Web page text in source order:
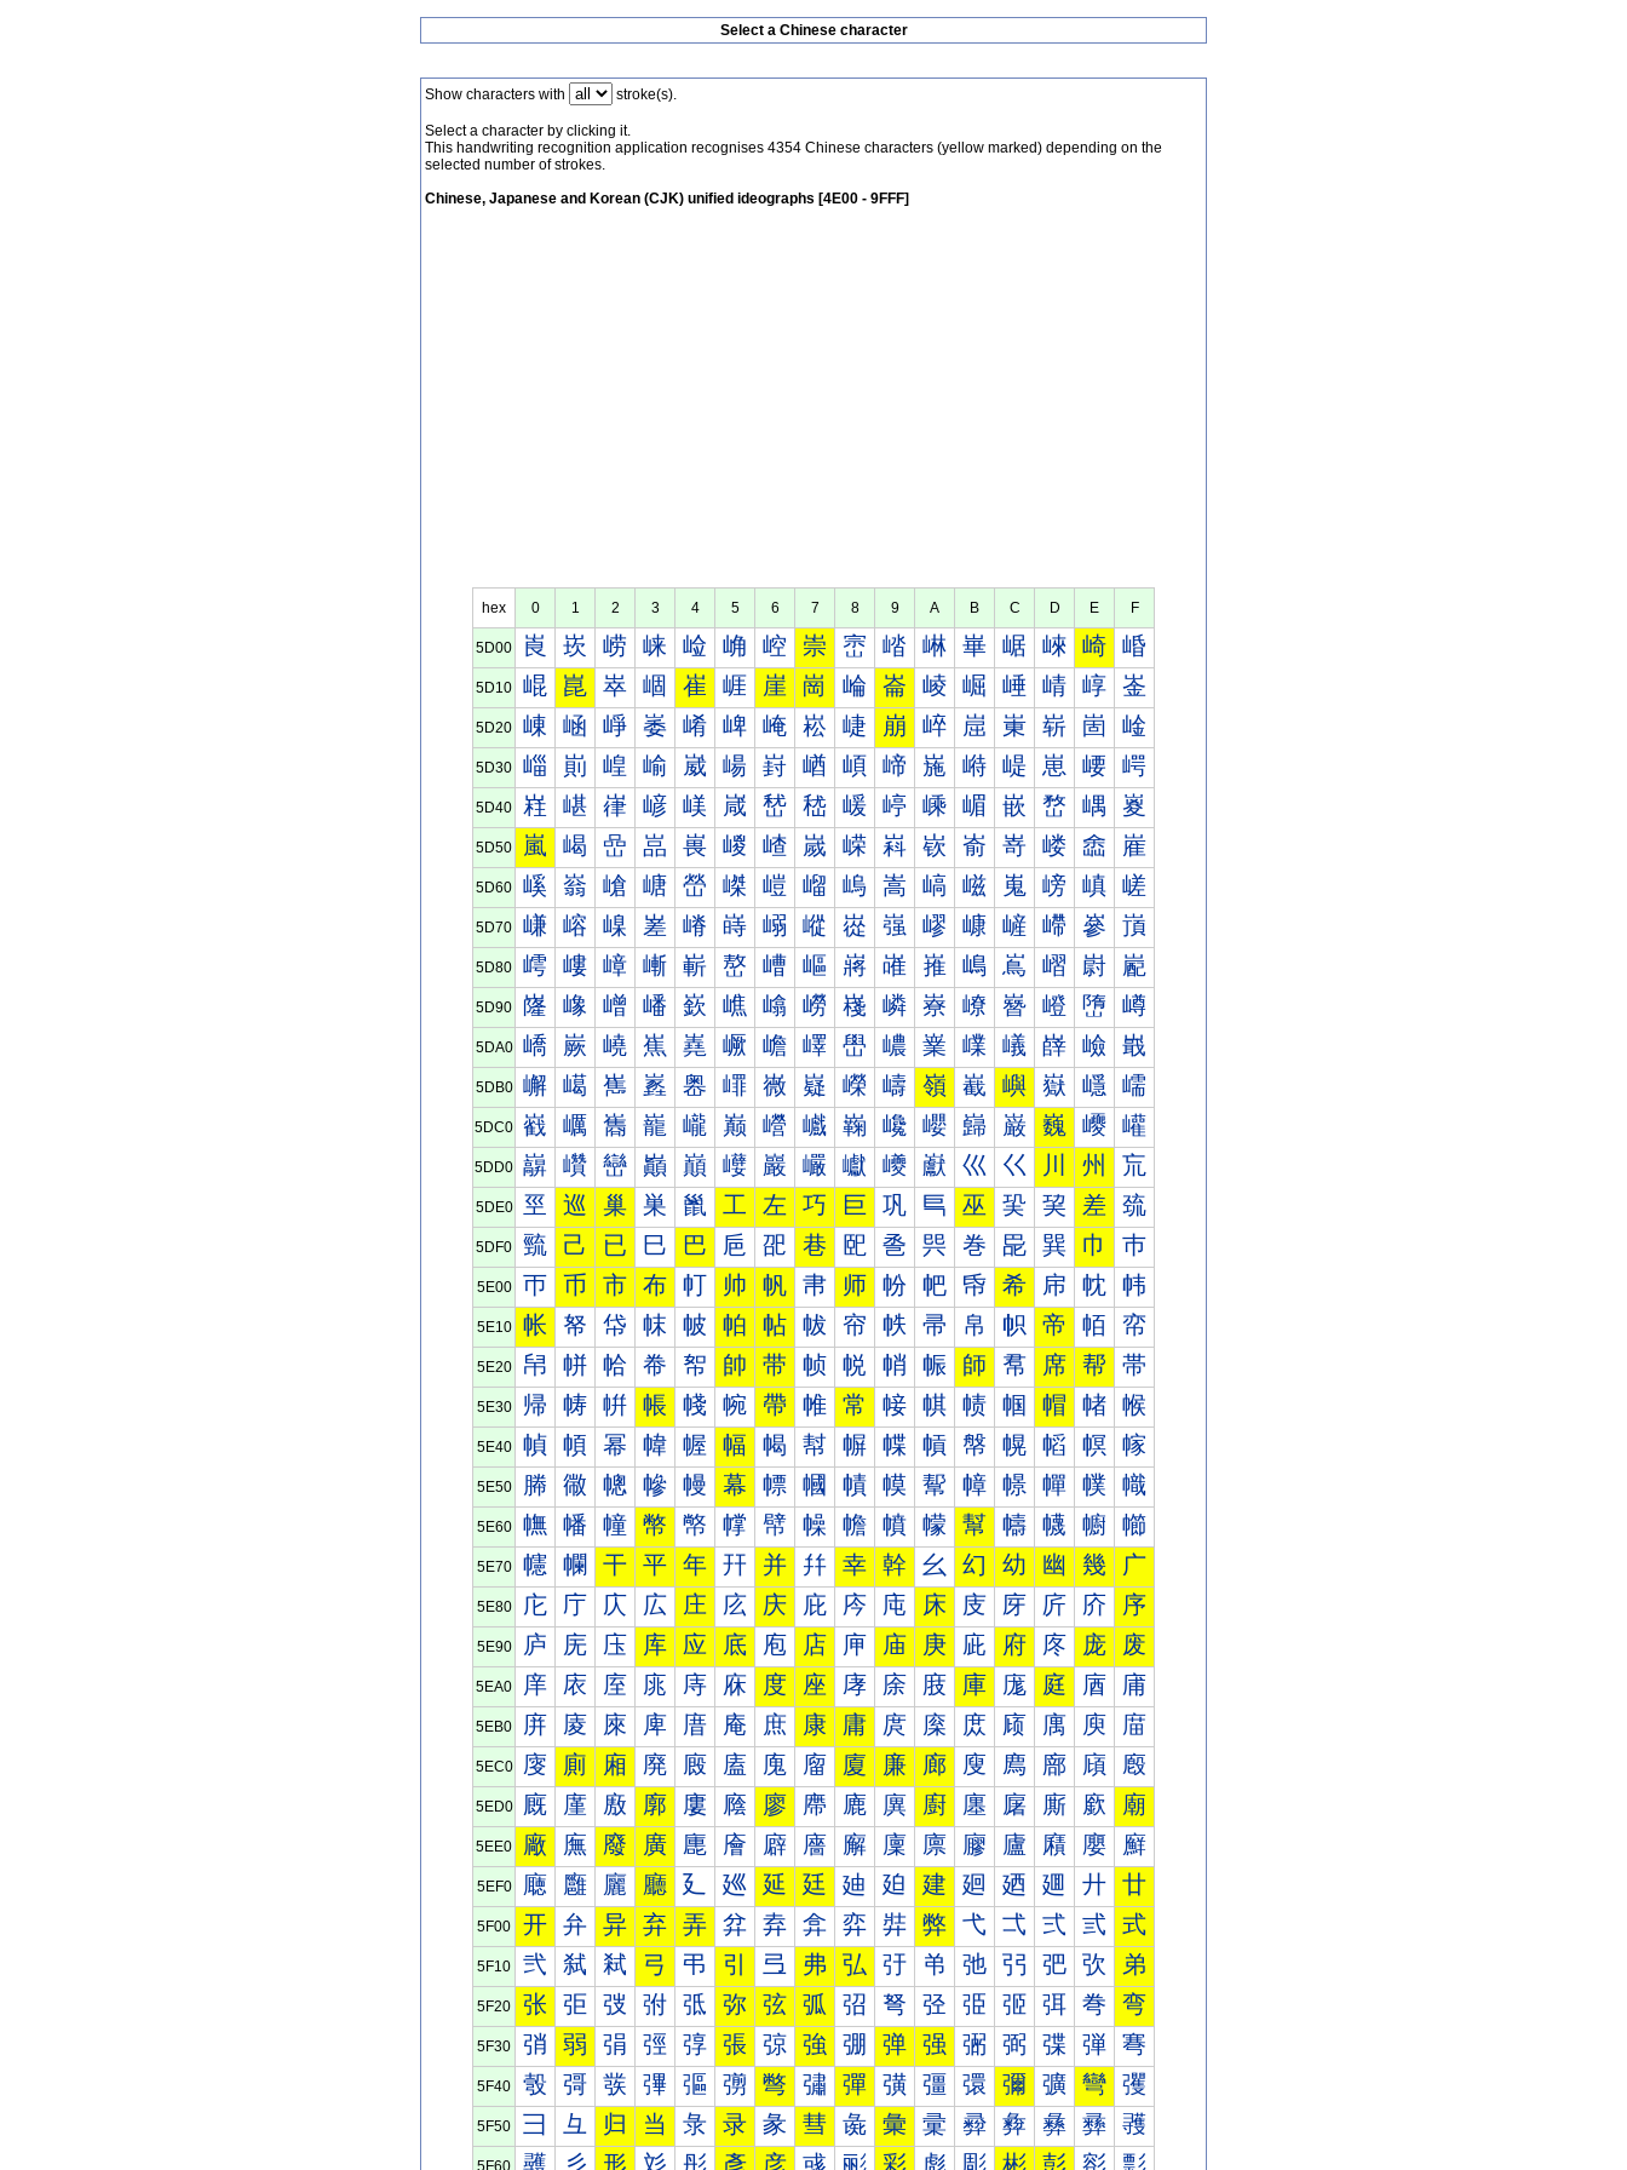
Select a Chinese character
Show characters with stroke(s).
Select a character by clicking it.
This handwriting recognition application recognises 4354 Chinese characters (yellow marked) depending on the
selected number of strokes.
Chinese, Japanese and Korean (CJK) unified ideographs [4E00 - 9FFF]
hex 0 1 2 3 4 5 6 7 8 9 A B C D E F
5D00 崀 崁 崂 崃 崄 崅 崆 崇 崈 崉 崊 崋 崌 崍 崎 崏
5D10 崐 崑 崒 崓 崔 崕 崖 崗 崘 崙 崚 崛 崜 崝 崞 崟
5D20 崠 崡 崢 崣 崤 崥 崦 崧 崨 崩 崪 崫 崬 崭 崮 崯
5D30 崰 崱 崲 崳 崴 崵 崶 崷 崸 崹 崺 崻 崼 崽 崾 崿
5D40 嵀 嵁 嵂 嵃 嵄 嵅 嵆 嵇 嵈 嵉 嵊 嵋 嵌 嵍 嵎 嵏
5D50 嵐 嵑 嵒 嵓 嵔 嵕 嵖 嵗 嵘 嵙 嵚 嵛 嵜 嵝 嵞 嵟
5D60 嵠 嵡 嵢 嵣 嵤 嵥 嵦 嵧 嵨 嵩 嵪 嵫 嵬 嵭 嵮 嵯
5D70 嵰 嵱 嵲 嵳 嵴 嵵 嵶 嵷 嵸 嵹 嵺 嵻 嵼 嵽 嵾 嵿
5D80 嶀 嶁 嶂 嶃 嶄 嶅 嶆 嶇 嶈 嶉 嶊 嶋 嶌 嶍 嶎 嶏
5D90 嶐 嶑 嶒 嶓 嶔 嶕 嶖 嶗 嶘 嶙 嶚 嶛 嶜 嶝 嶞 嶟
5DA0 嶠 嶡 嶢 嶣 嶤 嶥 嶦 嶧 嶨 嶩 嶪 嶫 嶬 嶭 嶮 嶯
5DB0 嶰 嶱 嶲 嶳 嶴 嶵 嶶 嶷 嶸 嶹 嶺 嶻 嶼 嶽 嶾 嶿
5DC0 巀 巁 巂 巃 巄 巅 巆 巇 巈 巉 巊 巋 巌 巍 巎 巏
5DD0 巐 巑 巒 巓 巔 巕 巖 巗 巘 巙 巚 巛 巜 川 州 巟
5DE0 巠 巡 巢 巣 巤 工 左 巧 巨 巩 巪 巫 巬 巭 差 巯
5DF0 巰 己 已 巳 巴 巵 巶 巷 巸 巹 巺 巻 巼 巽 巾 巿
5E00 帀 币 市 布 帄 帅 帆 帇 师 帉 帊 帋 希 帍 帎 帏
5E10 帐 帑 帒 帓 帔 帕 帖 帗 帘 帙 帚 帛 帜 帝 帞 帟
5E20 帠 帡 帢 帣 帤 帥 带 帧 帨 帩 帪 師 帬 席 帮 帯
5E30 帰 帱 帲 帳 帴 帵 帶 帷 常 帹 帺 帻 帼 帽 帾 帿
5E40 幀 幁 幂 幃 幄 幅 幆 幇 幈 幉 幊 幋 幌 幍 幎 幏
5E50 幐 幑 幒 幓 幔 幕 幖 幗 幘 幙 幚 幛 幜 幝 幞 幟
5E60 幠 幡 幢 幣 幤 幥 幦 幧 幨 幩 幪 幫 幬 幭 幮 幯
5E70 幰 幱 干 平 年 幵 并 幷 幸 幹 幺 幻 幼 幽 幾 广
5E80 庀 庁 庂 広 庄 庅 庆 庇 庈 庉 床 庋 庌 庍 庎 序
5E90 庐 庑 庒 库 应 底 庖 店 庘 庙 庚 庛 府 庝 庞 废
5EA0 庠 庡 庢 庣 庤 庥 度 座 庨 庩 庪 庫 庬 庭 庮 庯
5EB0 庰 庱 庲 庳 庴 庵 庶 康 庸 庹 庺 庻 庼 庽 庾 庿
5EC0 廀 廁 廂 廃 廄 廅 廆 廇 廈 廉 廊 廋 廌 廍 廎 廏
5ED0 廐 廑 廒 廓 廔 廕 廖 廗 廘 廙 廚 廛 廜 廝 廞 廟
5EE0 廠 廡 廢 廣 廤 廥 廦 廧 廨 廩 廪 廫 廬 廭 廮 廯
5EF0 廰 廱 廲 廳 廴 廵 延 廷 廸 廹 建 廻 廼 廽 廾 廿
5F00 开 弁 异 弃 弄 弅 弆 弇 弈 弉 弊 弋 弌 弍 弎 式
5F10 弐 弑 弒 弓 弔 引 弖 弗 弘 弙 弚 弛 弜 弝 弞 弟
5F20 张 弡 弢 弣 弤 弥 弦 弧 弨 弩 弪 弫 弬 弭 弮 弯
5F30 弰 弱 弲 弳 弴 張 弶 強 弸 弹 强 弻 弼 弽 弾 弿
5F40 彀 彁 彂 彃 彄 彅 彆 彇 彈 彉 彊 彋 彌 彍 彎 彏
5F50 彐 彑 归 当 彔 录 彖 彗 彘 彙 彚 彛 彜 彝 彞 彟
5F60 彠 彡 形 彣 彤 彥 彦 彧 彨 彩 彪 彫 彬 彭 彮 彯